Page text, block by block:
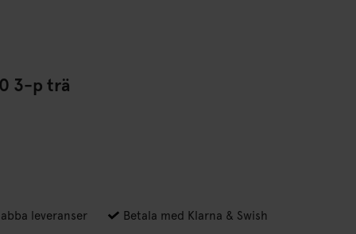
3-p trä
leveranser Betala med Klarna & Swish